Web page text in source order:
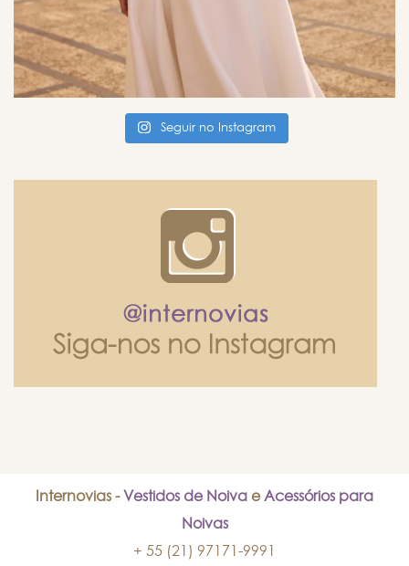
Seguir no Instagram
Internovias - Vestidos de Noiva e Acessórios para
Noivas
+ 55 (21) 97171-9991